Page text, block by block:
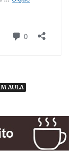
AULA